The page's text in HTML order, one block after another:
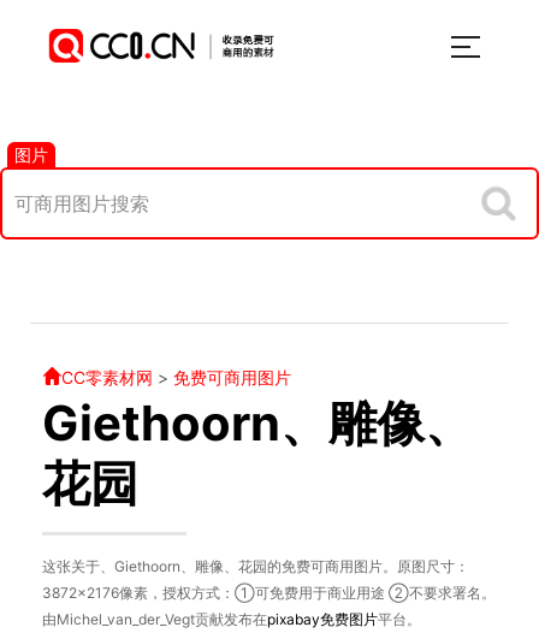
图片
CC零素材网 > 免费可商用图片
Giethoorn、雕像、
花园
这张关于、Giethoorn、雕像、花园的免费可商用图片。原图尺寸：
3872×2176像素，授权方式：①可免费用于商业用途 ②不要求署名。
由Michel_van_der_Vegt贡献发布在pixabay免费图片平台。